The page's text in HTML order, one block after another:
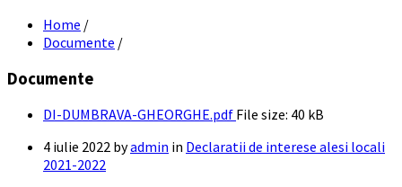
Home /
Documente /
Documente
DI-DUMBRAVA-GHEORGHE.pdf File size: 40 kB
4 iulie 2022 byadmin in Declaratii de interese alesi locali
2021-2022